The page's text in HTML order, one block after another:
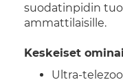
suodatinpidin
ammattilaisille.
Keskeiset
Ultra-